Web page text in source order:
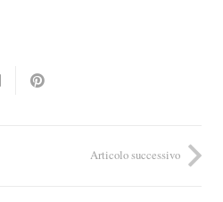
Articolo successivo